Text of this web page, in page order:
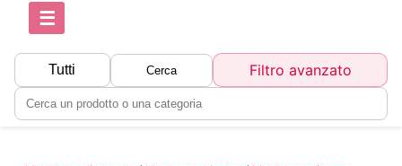
☰
Tutti Cerca Filtro avanzato